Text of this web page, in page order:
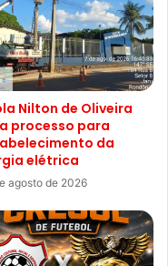
Nilton de Oliveira
processo para
da
elétrica
agosto de 2026